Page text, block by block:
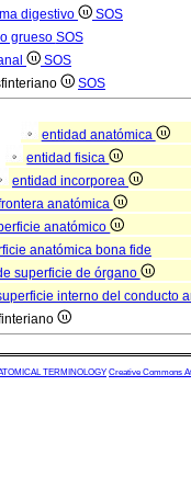
digestivo
SOS
grueso SOS
SOS
SOS
entidad anatómica
entidad fisica
entidad incorporea
anatómica
anatómico
anatómica bona fide
superficie de órgano
interno del conducto
TERMINOLOGY Creative Commons